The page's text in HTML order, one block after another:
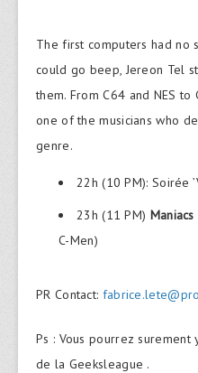
The first computers had no
could go beep, Jereon Tel
them. From C64 and NES to
one of the musicians who
genre.
22h (10 PM): Soirée
23h (11 PM)
C-Men)
PR Contact:
Ps : Vous pourrez
de la Geeksleague .